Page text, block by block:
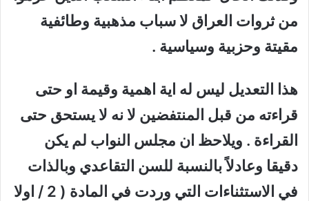
من ثروات العراق لا سباب مذهبية وطائفية
مقيتة وحزبية وسياسية .
هذا التعديل ليس له اية اهمية وقيمة او حتى
قراءته من قبل المنتفضين لا نه لا يستحق حتى
القراءة . ويلاحظ ان مجلس النواب لم يكن
دقيقا وعادلاً بالنسبة للسن التقاعدي وبالذات
في الاستثناءات التي وردت في المادة ( 2 / اولا